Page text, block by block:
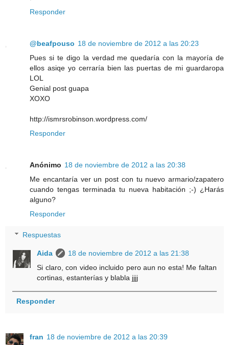
Responder
@beafpouso 18 de noviembre de 2012 a las 20:23
Pues si te digo la verdad me quedaría con la mayoría de
ellos asiqe yo cerraría bien las puertas de mi guardaropa
LOL
Genial post guapa
XOXO
http://ismrsrobinson.wordpress.com/
Responder
Anónimo 18 de noviembre de 2012 a las 20:38
Me encantaría ver un post con tu nuevo armario/zapatero
cuando tengas terminada tu nueva habitación ;-) ¿Harás
alguno?
Responder
Respuestas
Aida
18 de noviembre de 2012 a las 21:38
Si claro, con video incluido pero aun no esta! Me faltan
cortinas, estanterías y blabla jjjj
Responder
fran 18 de noviembre de 2012 a las 20:39